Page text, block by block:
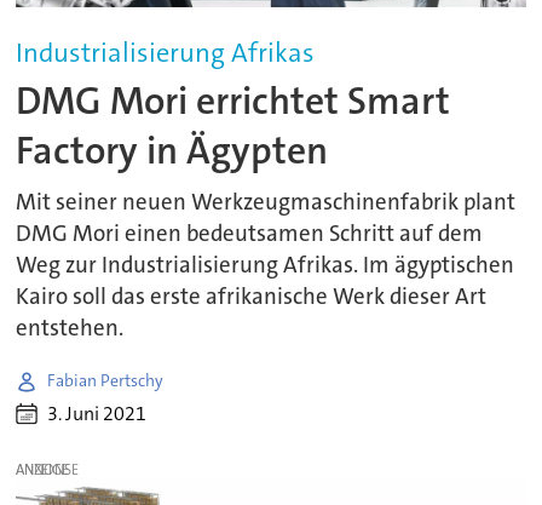
Industrialisierung Afrikas
DMG Mori errichtet Smart
Factory in Ägypten
Mit seiner neuen Werkzeugmaschinenfabrik plant
DMG Mori einen bedeutsamen Schritt auf dem
Weg zur Industrialisierung Afrikas. Im ägyptischen
Kairo soll das erste afrikanische Werk dieser Art
entstehen.
Fabian Pertschy
3. Juni 2021
ANZEIGE